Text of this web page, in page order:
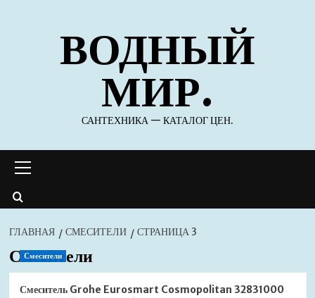
содержимомуВОДНЫЙ
МИР.
САНТЕХНИКА — КАТАЛОГ ЦЕН.
меню
ГЛАВНАЯ СМЕСИТЕЛИ СТРАНИЦА 3
Смесители
Смесители
Смеситель Grohe Eurosmart Cosmopolitan 32831000